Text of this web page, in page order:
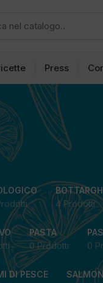
Press
4 Prodotti
PASTA
0 Prodotti
0
DI PESCE